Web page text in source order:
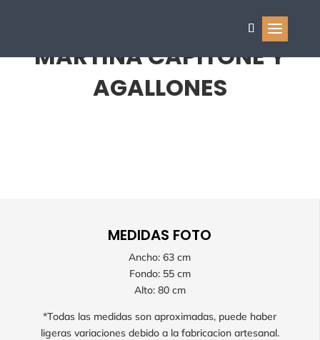
MARTINA CAPITONÉ Y
AGALLONES
MEDIDAS FOTO
Ancho: 63 cm
Fondo: 55 cm
Alto: 80 cm
*Todas las medidas son aproximadas, puede haber
ligeras variaciones debido a la fabricacion artesanal.
MEDIDAS FOTO
Ancho: 63 cm
Fondo: 55 cm
Alto: 80 cm
ligeras variaciones debido a la fabricacion
artesanal.